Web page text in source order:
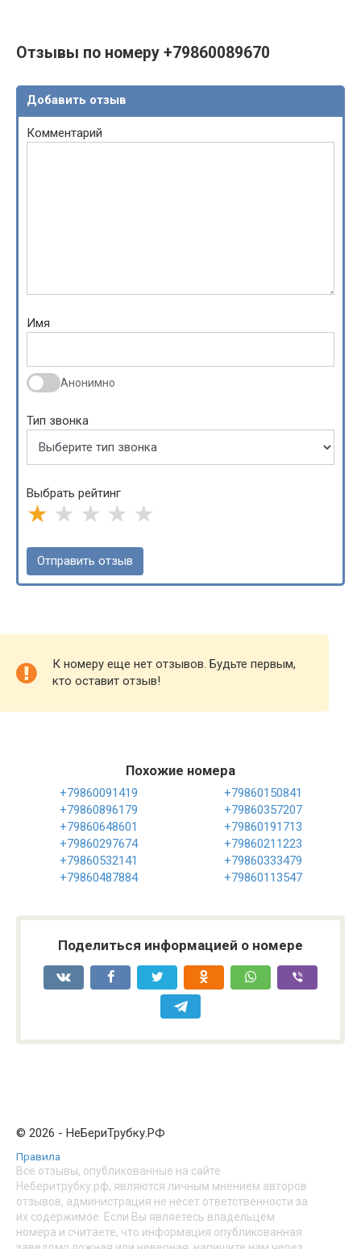
Отзывы по номеру +79860089670
Добавить отзыв
Комментарий
Имя
Анонимно
Тип звонка
Выбрать рейтинг
★ ★ ★ ★ ★
К номеру еще нет отзывов. Будьте первым,
кто оставит отзыв!
Похожие номера
+79860091419
+79860150841
+79860896179
+79860357207
+79860648601
+79860191713
+79860297674
+79860211223
+79860532141
+79860333479
+79860487884
+79860113547
Поделиться информацией о номере
© 2026 - НеБериТрубку.РФ
Правила
Все отзывы, опубликованные на сайте
Неберитрубку.рф, являются личным мнением авторов
отзывов, администрация не несет ответственности за
их содержимое. Если Вы являетесь владельцем
номера и считаете, что информация опубликованная